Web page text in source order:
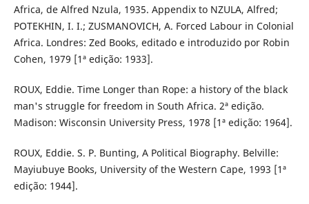
Africa, de Alfred Nzula, 1935. Appendix to NZULA, Alfred;
POTEKHIN, I. I.; ZUSMANOVICH, A. Forced Labour in Colonial
Africa. Londres: Zed Books, editado e introduzido por Robin
Cohen, 1979 [1ª edição: 1933].
ROUX, Eddie. Time Longer than Rope: a history of the black
man's struggle for freedom in South Africa. 2ª edição.
Madison: Wisconsin University Press, 1978 [1ª edição: 1964].
ROUX, Eddie. S. P. Bunting, A Political Biography. Belville:
Mayiubuye Books, University of the Western Cape, 1993 [1ª
edição: 1944].